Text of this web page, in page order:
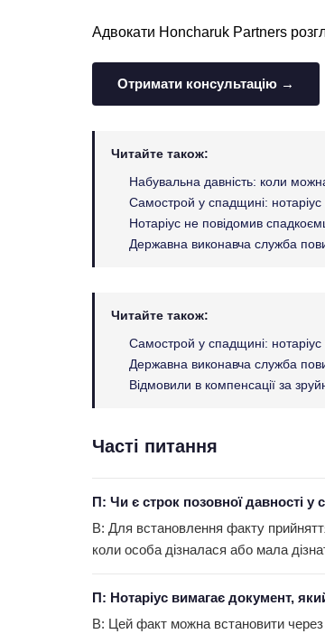
Адвокати Honcharuk Partners
Отримати консультацію →
Читайте також:
Набувальна давність: коли
Самострой у спадщині:
Нотаріус не повідомив
Державна виконавча служба
Читайте також:
Самострой у спадщині:
Державна виконавча служба
Відмовили в компенсації за
Часті питання
П: Чи є строк позовної давності у
В: Для встановлення факту
коли особа дізналася або мала
П: Нотаріус вимагає документ,
В: Цей факт можна встановити